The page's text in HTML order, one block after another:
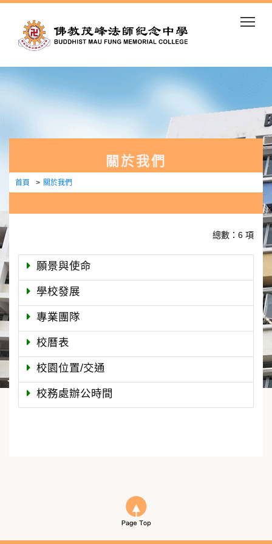
關於我們
首頁 關於我們
總數：6 項
願景與使命
學校發展
專業團隊
校曆表
校園位置/交通
校務處辦公時間